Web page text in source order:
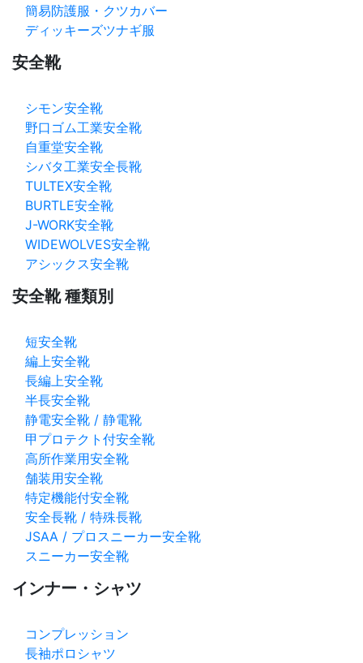
簡易防護服・クツカバー
ディッキーズツナギ服
安全靴
シモン安全靴
野口ゴム工業安全靴
自重堂安全靴
シバタ工業安全長靴
TULTEX安全靴
BURTLE安全靴
J-WORK安全靴
WIDEWOLVES安全靴
アシックス安全靴
安全靴 種類別
短安全靴
編上安全靴
長編上安全靴
半長安全靴
静電安全靴 / 静電靴
甲プロテクト付安全靴
高所作業用安全靴
舗装用安全靴
特定機能付安全靴
安全長靴 / 特殊長靴
JSAA / プロスニーカー安全靴
スニーカー安全靴
インナー・シャツ
コンプレッション
長袖ポロシャツ